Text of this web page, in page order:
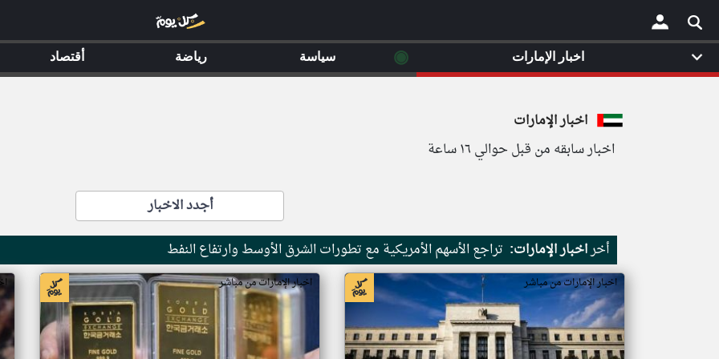
×
اخبار الإمارات
اخبار سابقه من قبل حوالي ١٦ ساعة
أجدد الاخبار
أخراخبار الإمارات: تراجع الأسهم الأمريكية مع تطورات الشرق الأوسط وارتفاع النفط
اخبار الإمارات من مباشر اخبار الإمارات من مباشر
اخبار الإمارات ◉ سياسة رياضة أقتصاد